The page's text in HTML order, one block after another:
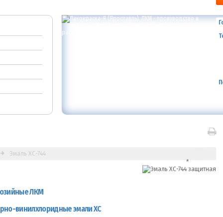
Эмаль ХС-744
ЛКМ
винилхлоридные эмали ХС